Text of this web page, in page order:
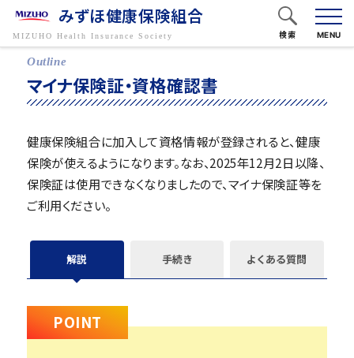
みずほ健康保険組合
MENU
検索
フリーワードで検索
キーワードから探す
マイナ保険証・資格確認書
健康保険組合に加入して資格情報が登録されると、健康
保険が使えるようになります。なお、2025年12月2日以降、
保険証は使用できなくなりましたので、マイナ保険証等を
ご利用ください。
解説 手続き よくある質問
POINT